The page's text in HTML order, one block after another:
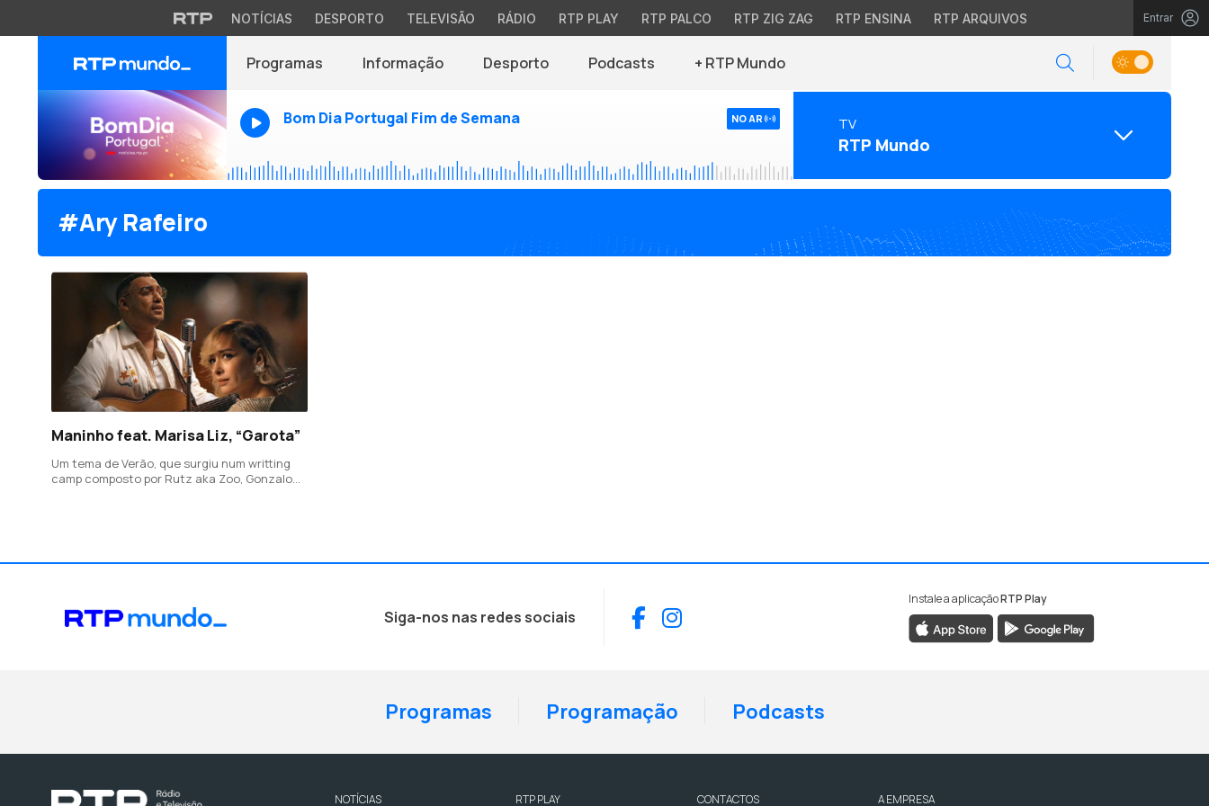
NOTÍCIAS DESPORTO TELEVISÃO RÁDIO RTP PLAY RTP PALCO RTP ZIG ZAG RTP ENSINA RTP ARQUIVOS Entrar
Programas Informação Desporto Podcasts + RTP Mundo
Bom Dia Portugal Fim de Semana NO AR TV
RTP Mundo
#Ary Rafeiro
Maninho feat. Marisa Liz, “Garota”
Um tema de Verão, que surgiu num writting
camp composto por Rutz aka Zoo, Gonzalo
Siga-nos nas redes sociais Facebook
Instagram
Instale a aplicaçãoRTP Play
Programas Programação Podcasts
NOTÍCIAS RTP PLAY CONTACTOS A EMPRESA